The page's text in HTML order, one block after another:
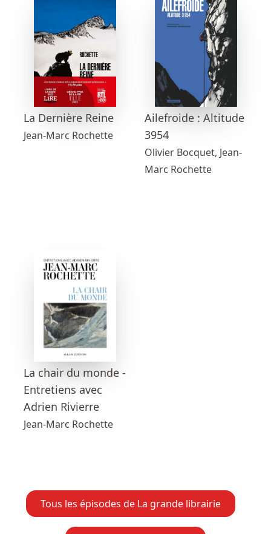
La Dernière Reine
Jean-Marc Rochette
Ailefroide : Altitude
3954
Olivier Bocquet, Jean-
Marc Rochette
La chair du monde -
Entretiens avec
Adrien Rivierre
Jean-Marc Rochette
Tous les épisodes de La grande librairie